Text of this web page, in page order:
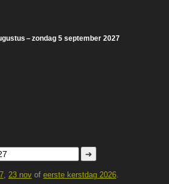
– zondag 5 september 2027
➜
, 23 nov of eerste kerstdag 2026.